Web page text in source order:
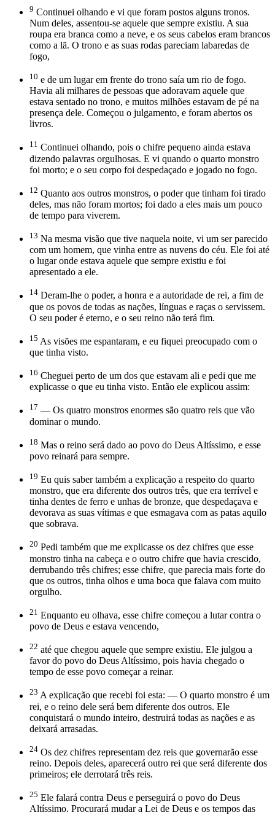
9 Continuei olhando e vi que foram postos alguns tronos.
Num deles, assentou-se aquele que sempre existiu. A sua
roupa era branca como a neve, e os seus cabelos eram brancos
como a lã. O trono e as suas rodas pareciam labaredas de
fogo,
10 e de um lugar em frente do trono saía um rio de fogo.
Havia ali milhares de pessoas que adoravam aquele que
estava sentado no trono, e muitos milhões estavam de pé na
presença dele. Começou o julgamento, e foram abertos os
livros.
11 Continuei olhando, pois o chifre pequeno ainda estava
dizendo palavras orgulhosas. E vi quando o quarto monstro
foi morto; e o seu corpo foi despedaçado e jogado no fogo.
12 Quanto aos outros monstros, o poder que tinham foi tirado
deles, mas não foram mortos; foi dado a eles mais um pouco
de tempo para viverem.
13 Na mesma visão que tive naquela noite, vi um ser parecido
com um homem, que vinha entre as nuvens do céu. Ele foi até
o lugar onde estava aquele que sempre existiu e foi
apresentado a ele.
14 Deram-lhe o poder, a honra e a autoridade de rei, a fim de
que os povos de todas as nações, línguas e raças o servissem.
O seu poder é eterno, e o seu reino não terá fim.
15 As visões me espantaram, e eu fiquei preocupado com o
que tinha visto.
16 Cheguei perto de um dos que estavam ali e pedi que me
explicasse o que eu tinha visto. Então ele explicou assim:
17 — Os quatro monstros enormes são quatro reis que vão
dominar o mundo.
18 Mas o reino será dado ao povo do Deus Altíssimo, e esse
povo reinará para sempre.
19 Eu quis saber também a explicação a respeito do quarto
monstro, que era diferente dos outros três, que era terrível e
tinha dentes de ferro e unhas de bronze, que despedaçava e
devorava as suas vítimas e que esmagava com as patas aquilo
que sobrava.
20 Pedi também que me explicasse os dez chifres que esse
monstro tinha na cabeça e o outro chifre que havia crescido,
derrubando três chifres; esse chifre, que parecia mais forte do
que os outros, tinha olhos e uma boca que falava com muito
orgulho.
21 Enquanto eu olhava, esse chifre começou a lutar contra o
povo de Deus e estava vencendo,
22 até que chegou aquele que sempre existiu. Ele julgou a
favor do povo do Deus Altíssimo, pois havia chegado o
tempo de esse povo começar a reinar.
23 A explicação que recebi foi esta: — O quarto monstro é um
rei, e o reino dele será bem diferente dos outros. Ele
conquistará o mundo inteiro, destruirá todas as nações e as
deixará arrasadas.
24 Os dez chifres representam dez reis que governarão esse
reino. Depois deles, aparecerá outro rei que será diferente dos
primeiros; ele derrotará três reis.
25 Ele falará contra Deus e perseguirá o povo do Deus
Altíssimo. Procurará mudar a Lei de Deus e os tempos das